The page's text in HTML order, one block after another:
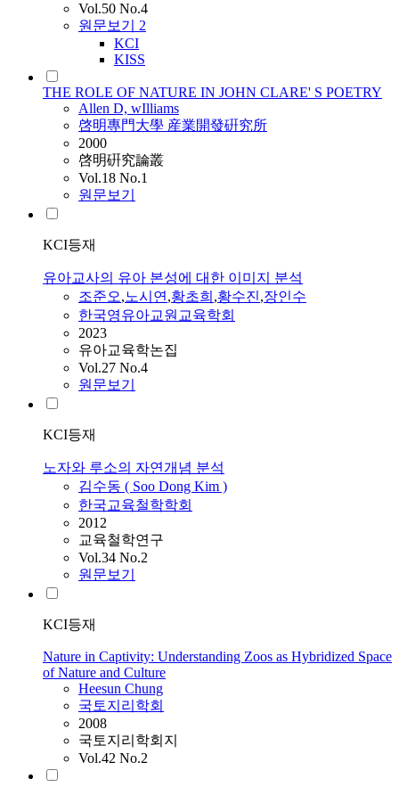
Vol.50 No.4
원문보기 2
KCI
KISS
THE ROLE OF NATURE IN JOHN CLARE' S POETRY
Allen D, wIlliams
啓明專門大學 産業開發硏究所
2000
啓明硏究論叢
Vol.18 No.1
원문보기
KCI등재
유아교사의 유아 본성에 대한 이미지 분석
조준오,노시연,황초희 ,황수진,장인수
한국영유아교원교육학회
2023
유아교육학논집
Vol.27 No.4
원문보기
KCI등재
노자와 루소의 자연개념 분석
김수동 ( Soo Dong Kim )
한국교육철학학회
2012
교육철학연구
Vol.34 No.2
원문보기
KCI등재
Nature in Captivity: Understanding Zoos as Hybridized Space
of Nature and Culture
Heesun Chung
국토지리학회
2008
국토지리학회지
Vol.42 No.2